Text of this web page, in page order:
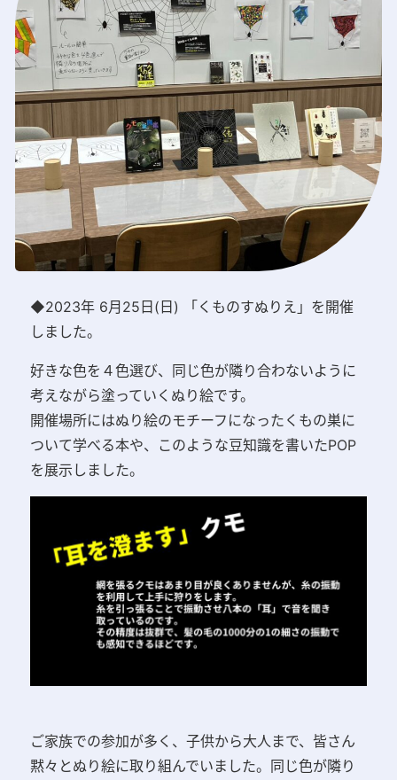
◆2023年 6月25日(日) 「くものすぬりえ」を開催
しました。
好きな色を４色選び、同じ色が隣り合わないように
考えながら塗っていくぬり絵です。
開催場所にはぬり絵のモチーフになったくもの巣に
ついて学べる本や、このような豆知識を書いたPOP
を展示しました。
ご家族での参加が多く、子供から大人まで、皆さん
黙々とぬり絵に取り組んでいました。 同じ色が隣り